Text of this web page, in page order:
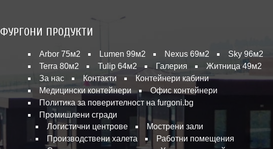
ФУРГОНИ ПРОДУКТИ
Arbor 75м2 Lumen 99м2 Nexus 69м2
Sky 96м2
Terra 80м2
Tulip 64м2 Галерия
Житница 49м2
За нас
Контакти
Контейнери кабини
Медицински контейнери
Офис контейнери
Политика за поверителност на furgoni.bg
Промишлени сгради
Логистични центрове
Мострени зали
Производствени халета
Работни помещения